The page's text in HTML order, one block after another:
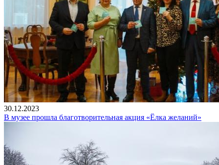
30.12.2023
В музее прошла благотворительная акция «Ёлка желаний»